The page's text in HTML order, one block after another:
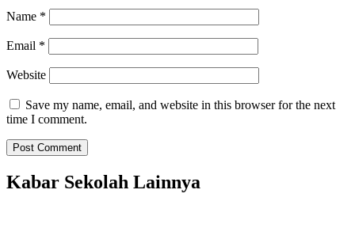
Name *
Email *
Website
Save my name, email, and website in this browser for the next
time I comment.
Kabar Sekolah Lainnya